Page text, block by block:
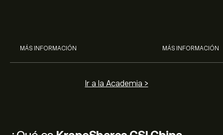
MÁS INFORMACIÓN MÁS INFORMACIÓN
Ir a la Academia >